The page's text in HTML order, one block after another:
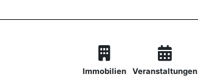
Immobilien Veranstaltungen